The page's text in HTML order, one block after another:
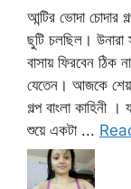
আন্টির ভোদা
ছুটি চলছিল। উনারা
বাসায় ফিরবেন ঠিক
যেতেন। আজকে
গল্প বাংলা কাহিনী
শুয়ে একটা ...